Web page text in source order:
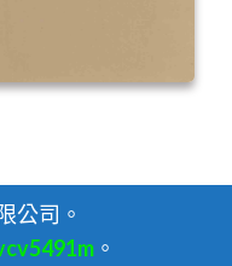
公司。
。